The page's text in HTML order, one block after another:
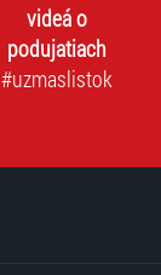
videá o
podujatiach
#uzmaslistok